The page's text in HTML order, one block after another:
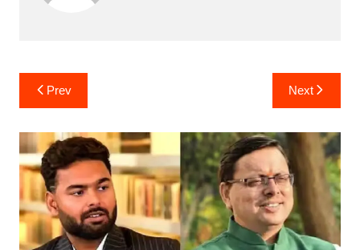
Post
navigation
Prev Next